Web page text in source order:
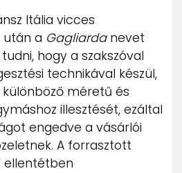
Itália vicces
után a Gagliardanevet
hogy a szakszóval
technikával készül,
méretű és
illesztését, ezáltal
engedve a vásárlói
A forrasztott
ellentétben